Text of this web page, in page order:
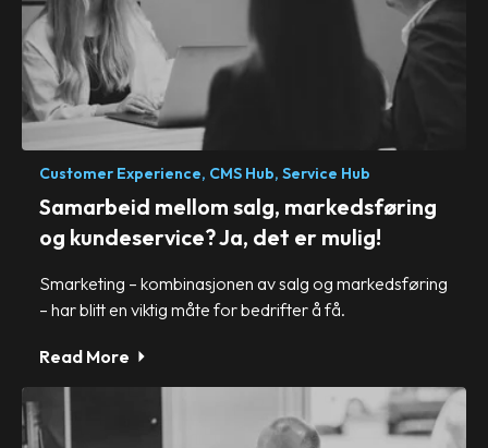
Customer Experience, CMS Hub, Service Hub
Samarbeid mellom salg, markedsføring
og kundeservice? Ja, det er mulig!
Smarketing – kombinasjonen av salg og markedsføring
– har blitt en viktig måte for bedrifter å få.
Read More